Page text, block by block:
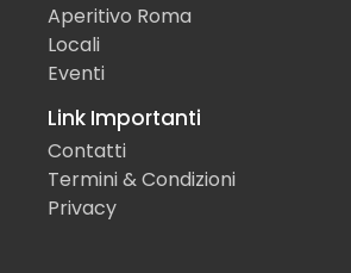
Aperitivo Roma
Locali
Eventi
Link Importanti
Contatti
Termini & Condizioni
Privacy